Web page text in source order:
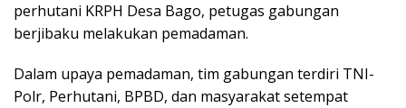
perhutani KRPH Desa Bago, petugas gabungan
berjibaku melakukan pemadaman.
Dalam upaya pemadaman, tim gabungan terdiri TNI-
Polr, Perhutani, BPBD, dan masyarakat setempat